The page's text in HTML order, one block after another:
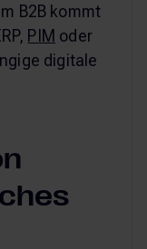
B2B kommt
PIM oder
digitale